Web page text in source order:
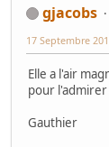
gjacobs
17 Septembre
Elle a l'air
pour l'admirer
Gauthier